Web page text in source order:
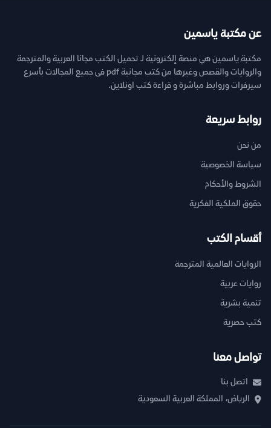
عن مكتبة ياسمين
مكتبة ياسمين هي منصة إلكترونية لـ تحميل الكتب مجانا العربية والمترجمة
والروايات والقصص وغيرها من كتب مجانية pdf فى جميع المجالات بأسرع
سيرفرات وروابط مباشرة و قراءة كتب اونلاين.
روابط سريعة
من نحن
سياسة الخصوصية
الشروط والأحكام
حقوق الملكية الفكرية
أقسام الكتب
الروايات العالمية المترجمة
روايات عربية
تنمية بشرية
كتب حصرية
تواصل معنا
اتصل بنا
الرياض، المملكة العربية السعودية